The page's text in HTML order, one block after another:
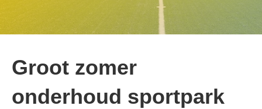
Groot zomer
onderhoud sportpark